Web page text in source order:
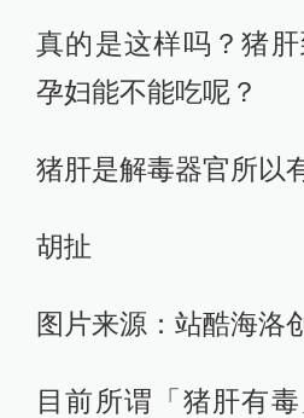
真的是这样吗？猪
孕妇能不能吃呢？
猪肝是解毒器官所以
胡扯
图片来源：站酷海洛
目前所谓「猪肝有